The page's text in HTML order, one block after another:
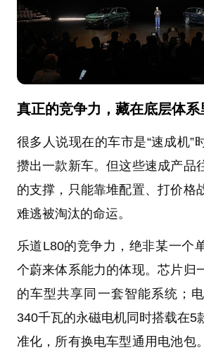
真正的竞争力，藏在底层体系
很多人说现在的车市是“速成机”
攒出一款新车。但这些速成产品
的支撑，只能靠堆配置、打价格
难逃被淘汰的命运。
乐道L80的竞争力，绝非某一个
个蔚来体系能力的体现。芯片归
的车型共享同一套智能系统；
340千瓦的永磁电机同时搭载在5
准化，所有换电车型通用电池包